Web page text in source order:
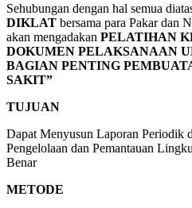
Sehubungan dengan hal semua
DIKLAT bersama para Pakar dan
akan mengadakan PELATIHAN
DOKUMEN PELAKSANAAN
BAGIAN PENTING
SAKIT”
TUJUAN
Dapat Menyusun Laporan Periodik
Pengelolaan dan Pemantauan
Benar
METODE